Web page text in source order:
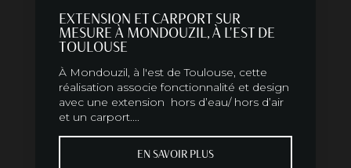
EXTENSION ET CARPORT SUR
MESURE À MONDOUZIL, À L'EST DE
TOULOUSE
À Mondouzil, à l'est de Toulouse, cette
réalisation associe fonctionnalité et design
avec une extension hors d’eau/ hors d’air
et un carport....
EN SAVOIR PLUS